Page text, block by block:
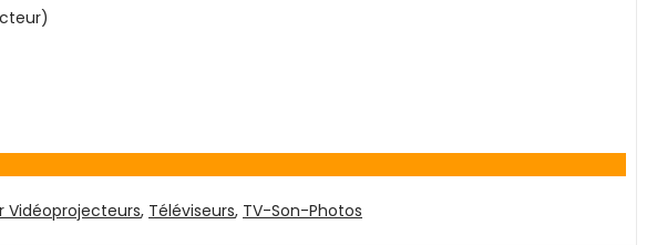
Vidéoprojecteurs, Téléviseurs, TV-Son-Photos